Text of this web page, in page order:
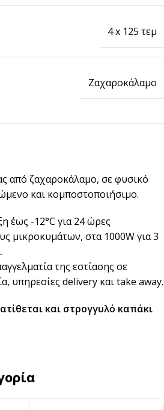
4 x 125 τεμ
Ζαχαροκάλαμο
από ζαχαροκάλαμο, σε φυσικό
και κομποστοποιήσιμο.
έως -12°C για 24 ώρες
μικροκυμάτων, στα 1000W για 3
της εστίασης σε
υπηρεσίες delivery και take away.
και στρογγυλό καπάκι